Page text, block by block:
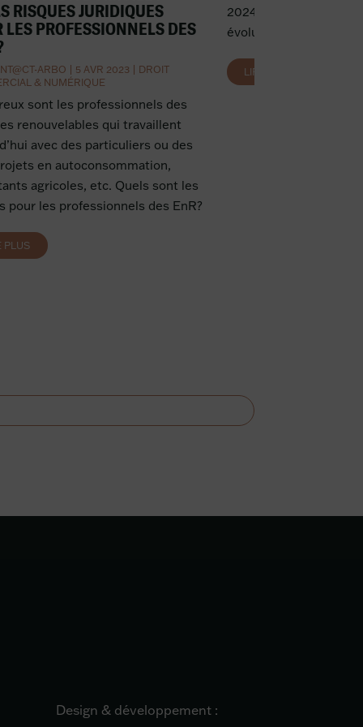
RISQUES JURIDIQUES
LES PROFESSIONNELS DES
ARBO 5 AVR 2023
DROIT
& NUMÉRIQUE
sont les professionnels des
renouvelables qui travaillent
avec des particuliers ou des
en autoconsommation,
agricoles, etc. Quels sont les
pour les professionnels des EnR?
PLUS
2024. Cette loi entend
évolutions du
LIRE PLUS
Design & développement :